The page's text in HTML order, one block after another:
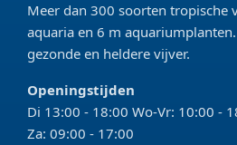
Meer dan 300 soorten tropische
aquaria en 6 m
gezonde en heldere vijver.
Openingstijden
Di 13:00 - 18:00 Wo-Vr: 10:00 -
Za: 09:00 - 17:00